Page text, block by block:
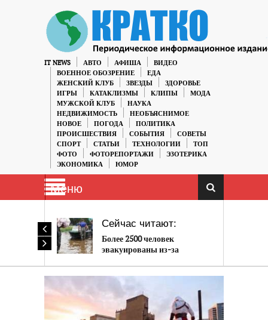
IT NEWS АВТО АФИША
ВИДЕО
ВОЕННОЕ ОБОЗРЕНИЕ
ЕДА
ЖЕНСКИЙ КЛУБ
ЗВЕЗДЫ
ЗДОРОВЬЕ
ИГРЫ
КАТАКЛИЗМЫ КЛИПЫ
МОДА
МУЖСКОЙ КЛУБ
НАУКА
НЕДВИЖИМОСТЬ
НЕОБЪЯСНИМОЕ
НОВОЕ
ПОГОДА
ПОЛИТИКА
ПРОИСШЕСТВИЯ
СОБЫТИЯ
СОВЕТЫ
СПОРТ
СТАТЬИ ТЕХНОЛОГИИ
ТОП
ФОТО
ФОТОРЕПОРТАЖИ
ЭЗОТЕРИКА
ЭКОНОМИКА
ЮМОР
Меню
Сейчас читают:
Более 2500 человек
эвакуированы из-за